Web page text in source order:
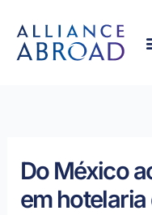
conteúdo
para
Do México
em hotelaria